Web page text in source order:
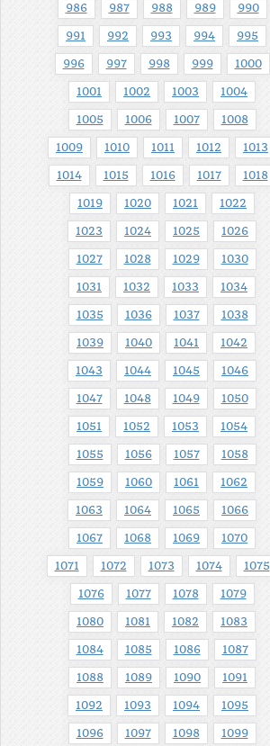
986 987 988 989 990
991 992 993 994 995
996 997 998 999 1000
1001 1002 1003 1004
1005 1006 1007 1008
1009 1010 1011 1012 1013
1014 1015 1016 1017 1018
1019 1020 1021 1022
1023 1024 1025 1026
1027 1028 1029 1030
1031 1032 1033 1034
1035 1036 1037 1038
1039 1040 1041 1042
1043 1044 1045 1046
1047 1048 1049 1050
1051 1052 1053 1054
1055 1056 1057 1058
1059 1060 1061 1062
1063 1064 1065 1066
1067 1068 1069 1070
1071 1072 1073 1074 1075
1076 1077 1078 1079
1080 1081 1082 1083
1084 1085 1086 1087
1088 1089 1090 1091
1092 1093 1094 1095
1096 1097 1098 1099